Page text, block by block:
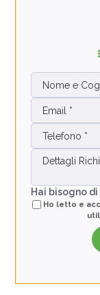
Hai bisogno
Ho letto e